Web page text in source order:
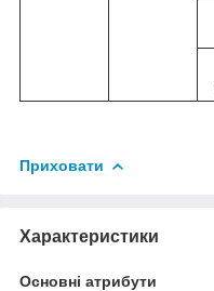
Приховати
Характеристики
Основні атрибути